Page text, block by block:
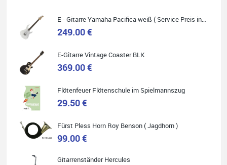
Helene Balluff
Ich habe eine Westerngitarre gekauft.
Die Qualität und das Preis-Leistungsverhältnis sind erstaunlich.
Die Beratung und der Service war ebenfalls ausgezeichnet und
ich empfehle es jedem der sich ein Musikinstrument zulegen
E - Gitarre Yamaha Pacifica weiß ( Service Preis inkl. Werkstatt Service )
249.00 €
E-Gitarre Vintage Coaster BLK
369.00 €
Flötenfeuer Flötenschule im Spielmannszug
29.50 €
Fürst Pless Horn Roy Benson ( Jagdhorn )
99.00 €
Gitarrenständer Hercules